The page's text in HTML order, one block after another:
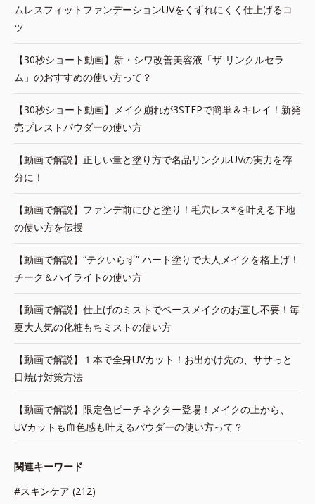
ムレスフィットファンデーションUVをくずれにくく仕上げるコ
ツ
【30秒ショート動画】新・シワ改善美容液「ザ リンクルセラ
ム」のおすすめの使い方って？
【30秒ショート動画】メイク崩れが3STEPで簡単＆キレイ！新発
売プレストパウダーの使い方
【動画で解説】正しい量と塗り方で名品リンクルUVの実力を存
分に！
【動画で解説】ファンデ前にひと塗り！毛穴レス*を叶える下地
の使い方を伝授
【動画で解説】“テクいらず” ハート塗りで大人メイクを格上げ！
チーク＆ハイライトの使い方
【動画で解説】仕上げのミストでベースメイクのお直し不要！毎
夏大人気の化粧もちミストの使い方
【動画で解説】１本で全身UVカット！お出かけ先の、ササっと
日焼け対策方法
【動画で解説】限定色ピーチネクター登場！メイクの上から、
UVカットも血色感も叶えるパウダーの使い方って？
関連キーワード
#スキンケア (212)